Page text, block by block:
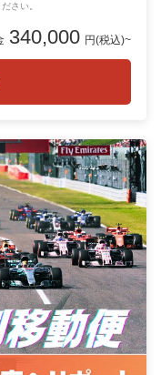
さい。
340,000 円(税込)~